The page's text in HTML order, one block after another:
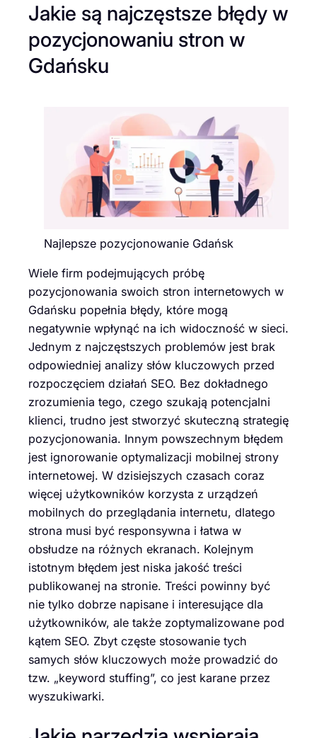
Jakie są najczęstsze błędy w
pozycjonowaniu stron w
Gdańsku
Najlepsze pozycjonowanie Gdańsk
Wiele firm podejmujących próbę
pozycjonowania swoich stron internetowych w
Gdańsku popełnia błędy, które mogą
negatywnie wpłynąć na ich widoczność w sieci.
Jednym z najczęstszych problemów jest brak
odpowiedniej analizy słów kluczowych przed
rozpoczęciem działań SEO. Bez dokładnego
zrozumienia tego, czego szukają potencjalni
klienci, trudno jest stworzyć skuteczną strategię
pozycjonowania. Innym powszechnym błędem
jest ignorowanie optymalizacji mobilnej strony
internetowej. W dzisiejszych czasach coraz
więcej użytkowników korzysta z urządzeń
mobilnych do przeglądania internetu, dlatego
strona musi być responsywna i łatwa w
obsłudze na różnych ekranach. Kolejnym
istotnym błędem jest niska jakość treści
publikowanej na stronie. Treści powinny być
nie tylko dobrze napisane i interesujące dla
użytkowników, ale także zoptymalizowane pod
kątem SEO. Zbyt częste stosowanie tych
samych słów kluczowych może prowadzić do
tzw. „keyword stuffing”, co jest karane przez
wyszukiwarki.